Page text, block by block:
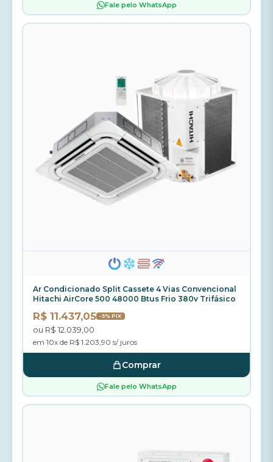
Fale pelo WhatsApp
Ar Condicionado Split Cassete 4 Vias Convencional
Hitachi AirCore 500 48000 Btus Frio 380v Trifásico
R$ 11.437,05 -5% PIX
ou R$ 12.039,00
em 10x de R$ 1.203,90 s/ juros
Comprar
Fale pelo WhatsApp